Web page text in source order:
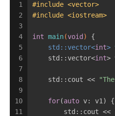
1
2
3
4
5
6
7
8
9
10
11
#include <vector>
#include <iostream>
int main(void )
{
std::vector<int>
    std::vector<
int>
    std::cout <<
for(auto v: v1) {
        std::cout <<